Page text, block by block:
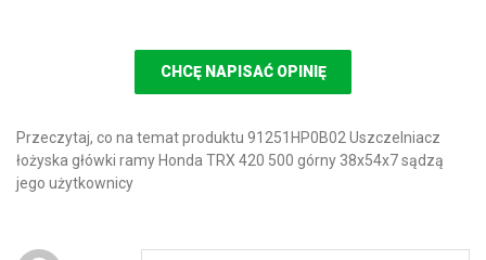
CHCĘ NAPISAĆ OPINIĘ
Przeczytaj, co na temat produktu 91251HP0B02 Uszczelniacz
łożyska główki ramy Honda TRX 420 500 górny 38x54x7 sądzą
jego użytkownicy